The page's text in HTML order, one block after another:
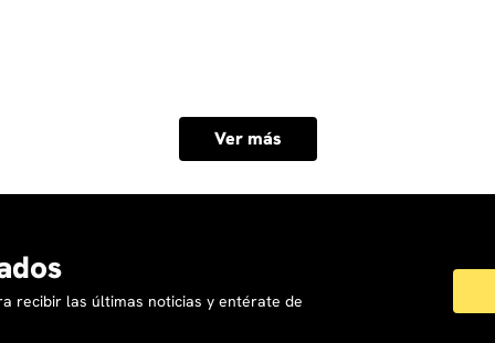
Ver más
recibir las últimas noticias y entérate de